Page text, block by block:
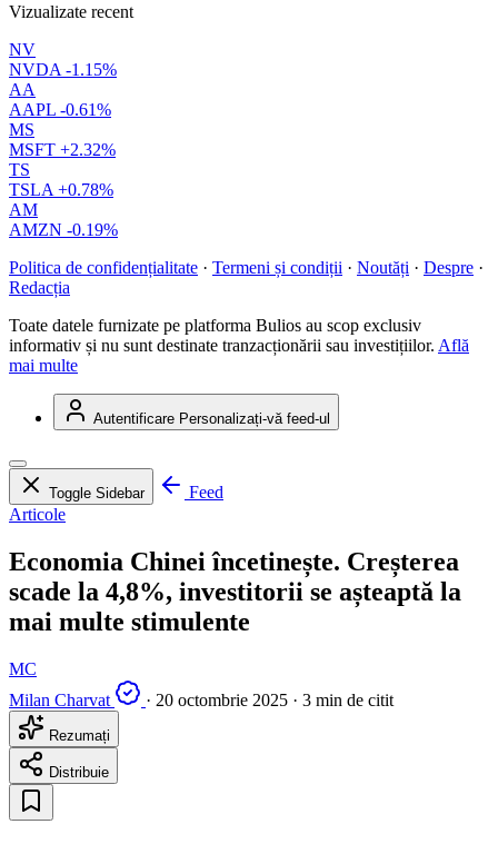
Vizualizate recent
NV
NVDA -1.15%
AA
AAPL -0.61%
MS
MSFT +2.32%
TS
TSLA +0.78%
AM
AMZN -0.19%
Politica de confidențialitate · Termeni și condiții · Noutăți · Despre ·
Redacția
Toate datele furnizate pe platforma Bulios au scop exclusiv
informativ și nu sunt destinate tranzacționării sau investițiilor. Află
mai multe
Autentificare Personalizați-vă feed-ul
Toggle Sidebar
Feed
Articole
Economia Chinei încetinește. Creșterea
scade la 4,8%, investitorii se așteaptă la
mai multe stimulente
MC
Milan Charvat
· 20 octombrie 2025 · 3 min de citit
Rezumați
Distribuie